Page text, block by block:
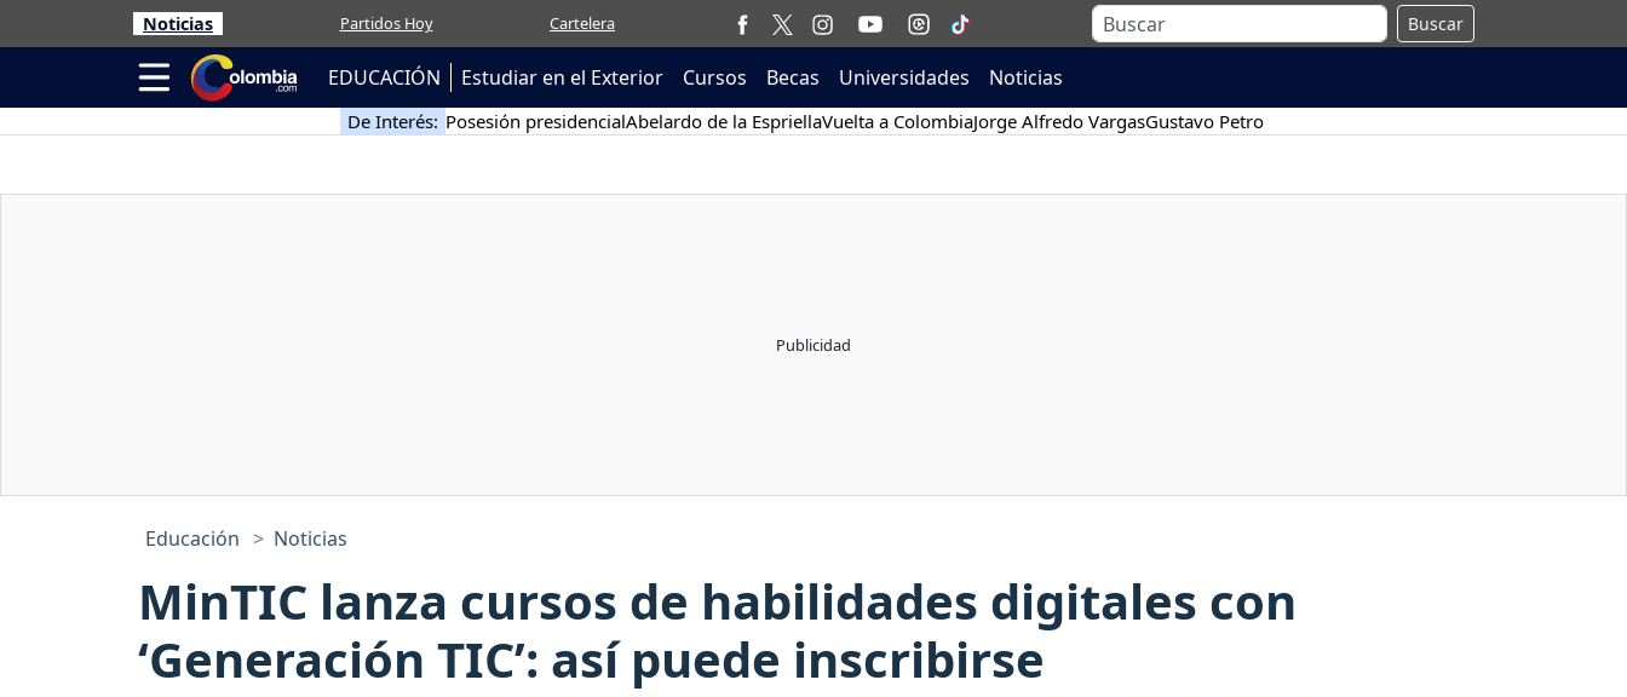
Noticias Partidos Hoy Cartelera Buscar
EDUCACIÓN Estudiar en el Exterior Cursos Becas Universidades Noticias
De Interés: Posesión presidencialAbelardo de la EspriellaVuelta a ColombiaJorge Alfredo VargasGustavo Petro
Educación Noticias
MinTIC lanza cursos de habilidades digitales con
‘Generación TIC’: así puede inscribirse